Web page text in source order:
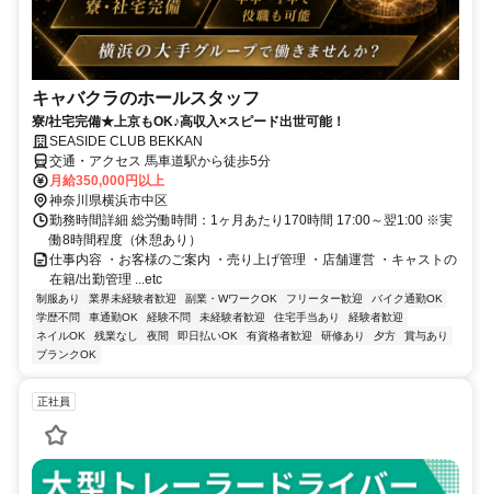
キャバクラのホールスタッフ
寮/社宅完備★上京もOK♪高収入×スピード出世可能！
SEASIDE CLUB BEKKAN
交通・アクセス 馬車道駅から徒歩5分
月給350,000円以上
神奈川県横浜市中区
勤務時間詳細 総労働時間：1ヶ月あたり170時間 17:00～翌1:00 ※実
働8時間程度（休憩あり）
仕事内容 ・お客様のご案内 ・売り上げ管理 ・店舗運営 ・キャストの
在籍/出勤管理 ...etc
制服あり 業界未経験者歓迎 副業・WワークOK フリーター歓迎
バイク通勤OK
学歴不問
車通勤OK 経験不問 未経験者歓迎 住宅手当あり
経験者歓迎
ネイルOK
残業なし 夜間 即日払いOK 有資格者歓迎 研修あり 夕方
賞与あり
ブランクOK
正社員